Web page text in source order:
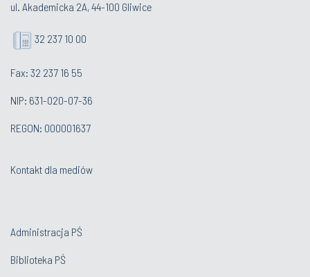
ul. Akademicka 2A, 44-100 Gliwice
32 237 10 00
Fax: 32 237 16 55
NIP: 631-020-07-36
REGON: 000001637
Kontakt dla mediów
Administracja PŚ
Biblioteka PŚ